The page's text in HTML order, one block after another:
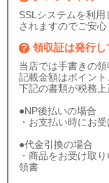
SSLシステムを利
されますのでご安心
領収証は発行し
当店では手書きの領
記載金額はポイント
下記の書類が税務上
●NP後払いの場合
・お支払い時にお
●代金引換の場合
・商品をお受け取
領書